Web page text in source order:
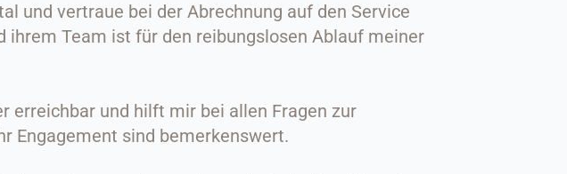
und vertraue bei der Abrechnung auf den Service
Team ist für den reibungslosen Ablauf meiner
erreichbar und hilft mir bei allen Fragen zur
Engagement sind bemerkenswert.